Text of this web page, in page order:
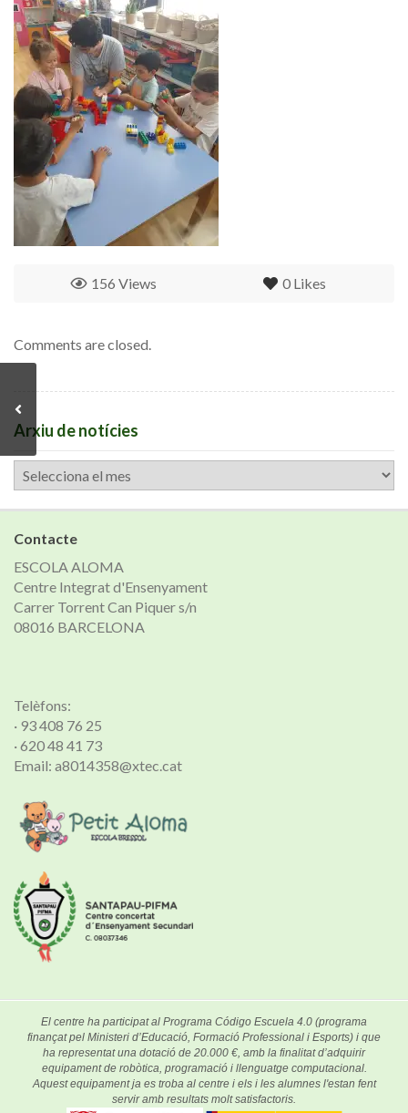
0 Likes
156 Views
Comments are closed.
Arxiu de notícies
Arxiu
de
notícies
Contacte
ESCOLA ALOMA
Centre Integrat d'Ensenyament
Carrer Torrent Can Piquer s/n
08016 BARCELONA
Telèfons:
· 93 408 76 25
· 620 48 41 73
Email: a8014358@xtec.cat
El centre ha participat al Programa Código Escuela 4.0 (programa
finançat pel Ministeri d’Educació, Formació Professional i Esports) i que
ha representat una dotació de 20.000 €, amb la finalitat d’adquirir
equipament de robòtica, programació i llenguatge computacional.
Aquest equipament ja es troba al centre i els i les alumnes l'estan fent
servir amb resultats molt satisfactoris.